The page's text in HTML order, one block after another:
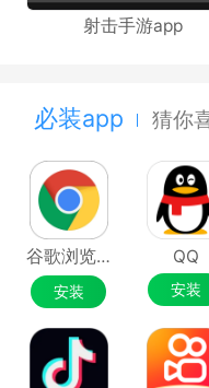
射击手游app
必装app 猜你
谷歌浏览器Google Chrome
安装
QQ
安装